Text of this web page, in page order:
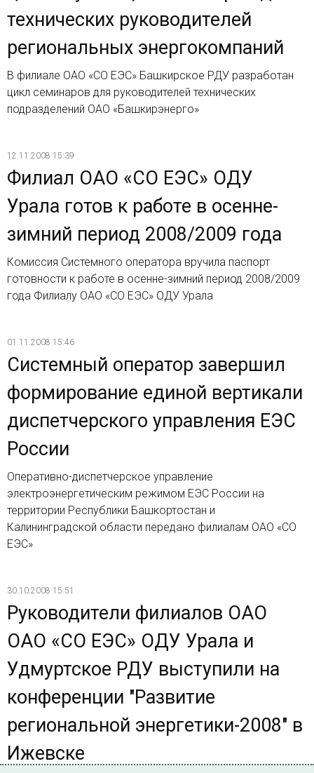
технических руководителей
региональных энергокомпаний
В филиале ОАО «СО ЕЭС» Башкирское РДУ разработан
цикл семинаров для руководителей технических
подразделений ОАО «Башкирэнерго»
12.11.2008 15:39
Филиал ОАО «СО ЕЭС» ОДУ
Урала готов к работе в осенне-
зимний период 2008/2009 года
Комиссия Системного оператора вручила паспорт
готовности к работе в осенне-зимний период 2008/2009
года Филиалу ОАО «СО ЕЭС» ОДУ Урала
01.11.2008 15:46
Системный оператор завершил
формирование единой вертикали
диспетчерского управления ЕЭС
России
Оперативно-диспетчерское управление
электроэнергетическим режимом ЕЭС России на
территории Республики Башкортостан и
Калининградской области передано филиалам ОАО «СО
ЕЭС»
30.10.2008 15:51
Руководители филиалов ОАО
ОАО «СО ЕЭС» ОДУ Урала и
Удмуртское РДУ выступили на
конференции "Развитие
региональной энергетики-2008" в
Ижевске